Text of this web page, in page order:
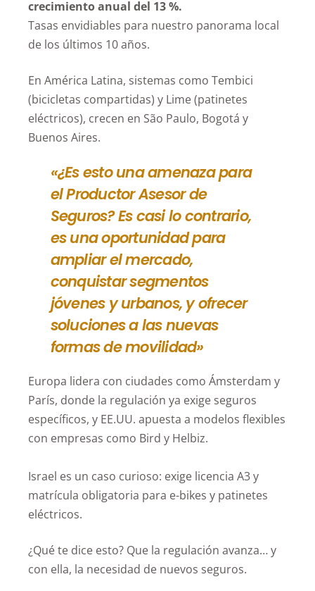
crecimiento anual del 13 %.
Tasas envidiables para nuestro panorama local
de los últimos 10 años.
En América Latina, sistemas como Tembici
(bicicletas compartidas) y Lime (patinetes
eléctricos), crecen en São Paulo, Bogotá y
Buenos Aires.
«¿Es esto una amenaza para
el Productor Asesor de
Seguros? Es casi lo contrario,
es una oportunidad para
ampliar el mercado,
conquistar segmentos
jóvenes y urbanos, y ofrecer
soluciones a las nuevas
formas de movilidad»
Europa lidera con ciudades como Ámsterdam y
París, donde la regulación ya exige seguros
específicos, y EE.UU. apuesta a modelos flexibles
con empresas como Bird y Helbiz.
Israel es un caso curioso: exige licencia A3 y
matrícula obligatoria para e-bikes y patinetes
eléctricos.
¿Qué te dice esto? Que la regulación avanza… y
con ella, la necesidad de nuevos seguros.